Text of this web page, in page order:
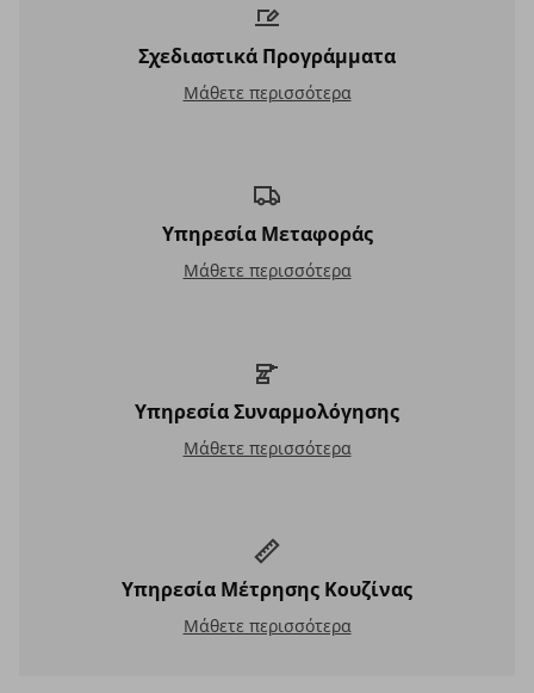
Σχεδιαστικά Προγράμματα
Σχεδιαστικά Προγράμματα
Μάθετε περισσότερα
Υπηρεσία Μεταφοράς
Υπηρεσία Μεταφοράς
Μάθετε περισσότερα
Υπηρεσία Συναρμολόγησης
Υπηρεσία Συναρμολόγησης
Μάθετε περισσότερα
Υπηρεσία Μέτρησης Κουζίνας
Υπηρεσία Μέτρησης Κουζίνας
Μάθετε περισσότερα